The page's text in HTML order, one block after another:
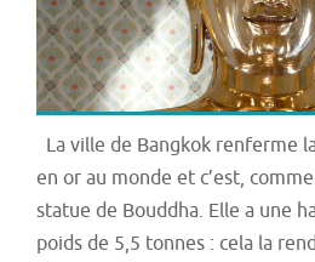
La ville de Bangkok renferme
en or au monde et c’est,
statue de Bouddha. Elle a une
poids de 5,5 tonnes : cela la